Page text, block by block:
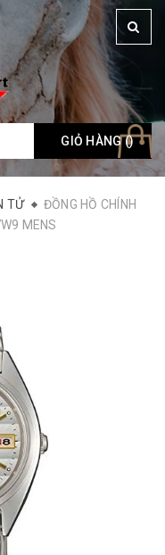
Giỏ hàng: ()
GIỎ HÀNG ()
TỬ
ĐỒNG HỒ CHÍNH
MENS